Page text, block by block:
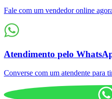
Fale com um vendedor online
Atendimento pelo
Converse com um atendente para